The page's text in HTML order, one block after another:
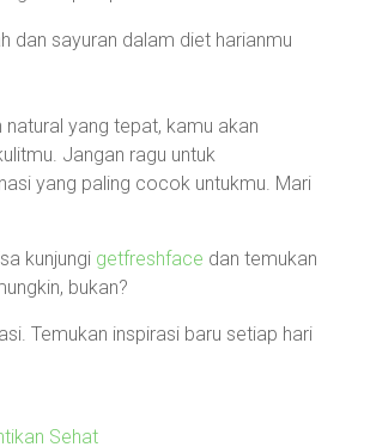
dan sayuran dalam diet harianmu
yang tepat, kamu akan
Jangan ragu untuk
yang paling cocok untukmu. Mari
kunjungi getfreshface dan temukan
bukan?
Temukan inspirasi baru setiap hari
Sehat